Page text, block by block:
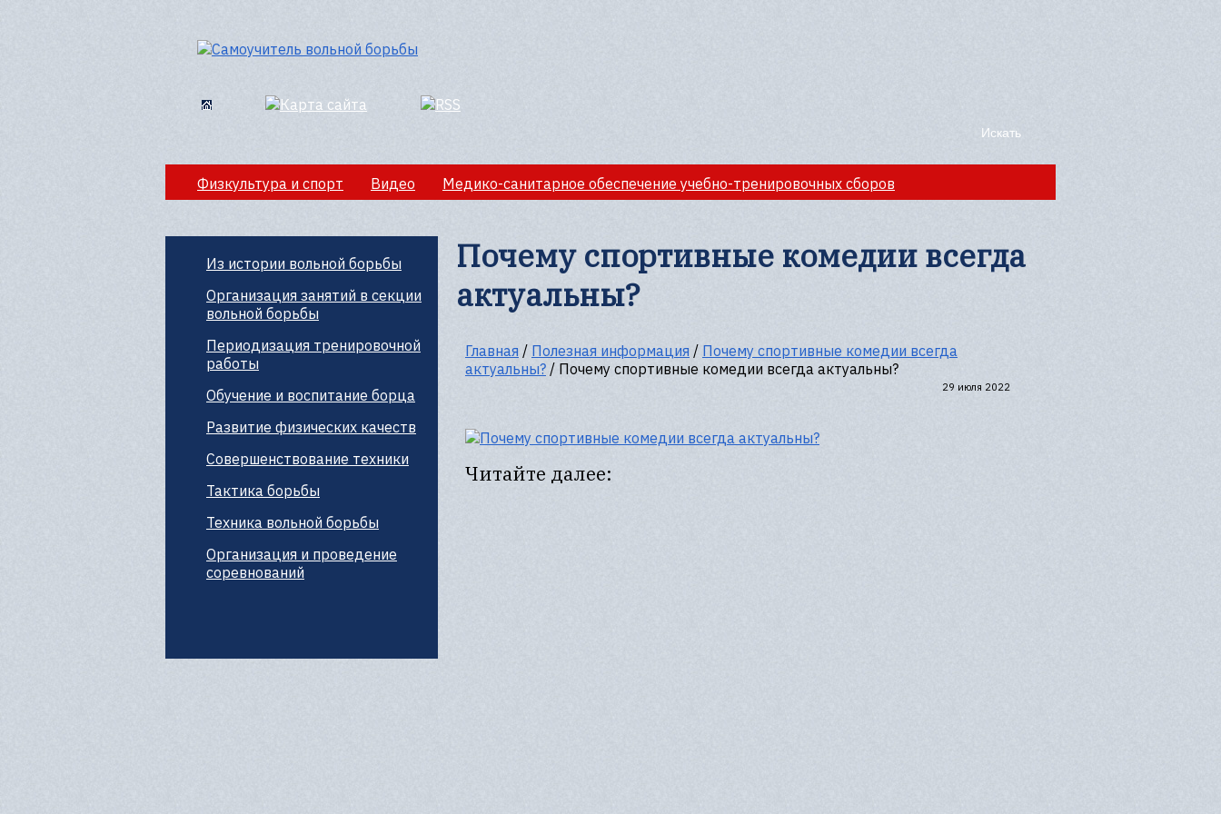
Физкультура и спорт Видео Медико-санитарное обеспечение учебно-тренировочных сборов
Из истории вольной борьбы
Организация занятий в секции
вольной борьбы
Периодизация тренировочной
работы
Обучение и воспитание борца
Развитие физических качеств
Совершенствование техники
Тактика борьбы
Техника вольной борьбы
Организация и проведение
соревнований
Почему спортивные комедии всегда
актуальны?
Главная / Полезная информация / Почему спортивные комедии всегда
актуальны? / Почему спортивные комедии всегда актуальны?
29 июля 2022
Читайте далее: